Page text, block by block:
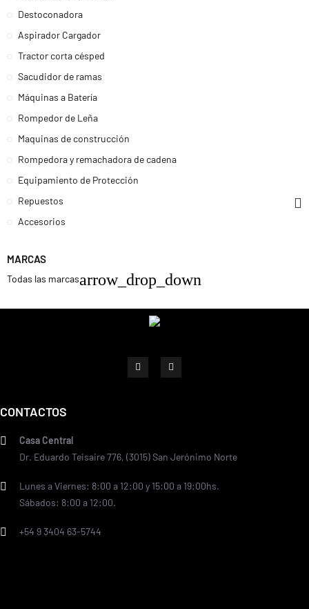
Destoconadora
Aspirador Cargador
Tractor corta césped
Sacudidor de ramas
Máquinas a Batería
Rompedor de Leña
Maquinas de construcción
Rompedora y remachadora de cadena
Equipamiento de Protección
Repuestos
Accesorios
MARCAS
Todas las marcasarrow_drop_down
CONTACTOS
Casa Central
Dr. Eduardo Teisaire 776, (3015) San Jerónimo Norte
Lunes a Viernes: 8:00 a 12:00 y 15:00 a 19:00hs.
Sábados: 8:00 a 12:00.
+54 9 3404 63-5744